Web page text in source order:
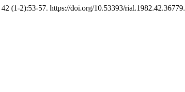
42 (1-2):53-57. https://doi.org/10.53393/rial.1982.42.36779.